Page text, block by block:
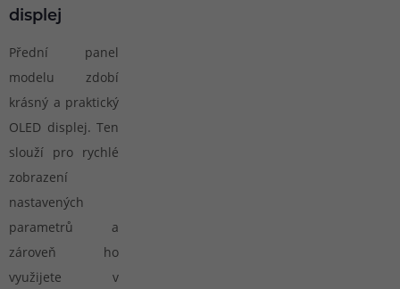
displej
Přední panel
modelu zdobí
krásný a praktický
OLED displej. Ten
slouží pro rychlé
zobrazení
nastavených
parametrů a
zároveň ho
využijete v